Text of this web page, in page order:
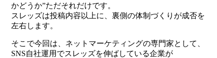
かどうか”ただそれだけです。
スレッズは投稿内容以上に、裏側の体制づくりが成否を
左右します。
そこで今回は、ネットマーケティングの専門家として、
SNS自社運用でスレッズを伸ばしている企業が